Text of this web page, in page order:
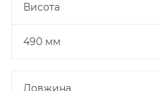
Висота
490 мм
Довжина